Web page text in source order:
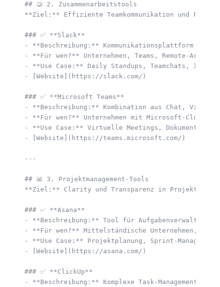
## 🤝 2. Zusammenarbeitstools
**Ziel:** Effiziente Teamkommunikation und
### ✅ **Slack**
- **Beschreibung:** Kommunikationsplattform
- **Für wen?** Unternehmen, Teams, Remote-
- **Use Case:** Daily Standups, Teamchats,
- [Website](https://slack.com/)
### ✅ **Microsoft Teams**
- **Beschreibung:** Kombination aus Chat,
- **Für wen?** Unternehmen mit Microsoft-
- **Use Case:** Virtuelle Meetings,
- [Website](https://teams.microsoft.com/)
---
## 📊 3. Projektmanagement-Tools
**Ziel:** Clarity und Transparenz in Projekten.
### ✅ **Asana**
- **Beschreibung:** Tool für Aufgabenverwaltung,
- **Für wen?** Mittelständische Unternehmen,
- **Use Case:** Projektplanung, Sprint-
- [Website](https://asana.com/)
### ✅ **ClickUp**
- **Beschreibung:** Komplexe Task-Management-